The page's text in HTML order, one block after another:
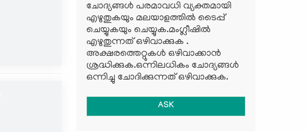
ചോദ്യങ്ങള്‍ പരമാവധി വ്യക്തമായി
എഴുതുകയും മലയാളത്തില്‍ ടൈപ്പ്
ചെയ്യുകയും ചെയ്യുക.മംഗ്ലീഷില്‍
എഴുതുന്നത് ഒഴിവാക്കുക .
അക്ഷരത്തെറ്റുകള്‍ ഒഴിവാക്കാന്‍
ശ്രദ്ധിക്കുക.ഒന്നിലധികം ചോദ്യങ്ങള്‍
ഒന്നിച്ചു ചോദിക്കുന്നത് ഒഴിവാക്കുക.
ASK